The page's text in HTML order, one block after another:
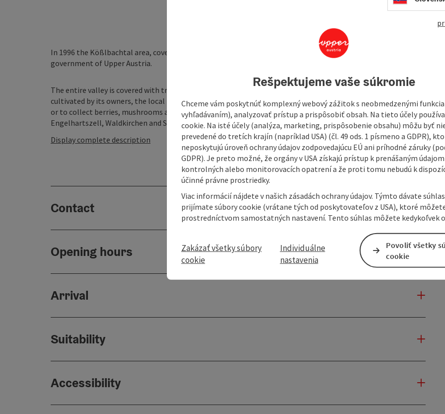
4725
In 1996 the Kößlbachtal area, covering a total of 32 hectares, was declared a nature preserve by the provincial
government of Upper Austria.
The entire valley is covered with trees and only a small part belongs to the Nature Preserve. All the rest is still
cultivated by its owners, the local farmers. It is a truly unique place to relax and unwind, to make endless walks
or to collect berries, mushrooms and flowers. Kößlbach brook marks the border between the towns of
Engelhartszell, Waldkirchen and St. Aegidi. The minor Kößlbachtal valley offers a varied fauna and flora ...
Display complete description
Contact
Opening hours
Arrival
Suitability
Accessibility
Rešpektujeme vaše súkromie
Chceme vám poskytnúť komplexný webový zážitok s neobmedzenými
vyhľadávaním), analyzovať prístup a prispôsobiť obsah. Na tieto účely
cookie. Na isté účely (analýza, marketing, prispôsobenie obsahu) môžu byť
prevedené do tretích krajín (napríklad USA) (čl. 49 ods. 1 písmeno a GDPR),
neposkytujú úroveň ochrany údajov zodpovedajúcu EÚ ani príhodné záruky
GDPR). Je preto možné, že orgány v USA získajú prístup k prenášaným
kontrolných alebo monitorovacích opatrení a že proti tomu nebudú k
účinné právne prostriedky.
Viac informácií nájdete v našich zásadách ochrany údajov. Týmto dávate
prijímate súbory cookie (vrátane tých od poskytovateľov z USA), ktoré
prostredníctvom samostatných nastavení. Tento súhlas môžete kedykoľvek
Zakázať všetky súbory
cookie
Individuálne
nastavenia
Povoliť všetky
cookie